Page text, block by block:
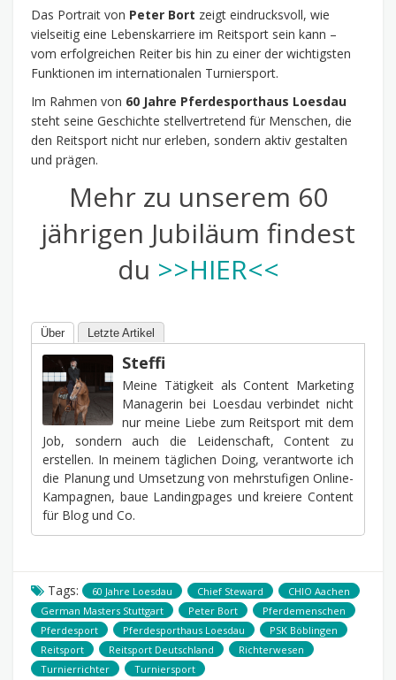
Das Portrait von Peter Bort zeigt eindrucksvoll, wie
vielseitig eine Lebenskarriere im Reitsport sein kann –
vom erfolgreichen Reiter bis hin zu einer der wichtigsten
Funktionen im internationalen Turniersport.
Im Rahmen von 60 Jahre Pferdesporthaus Loesdau
steht seine Geschichte stellvertretend für Menschen, die
den Reitsport nicht nur erleben, sondern aktiv gestalten
und prägen.
Mehr zu unserem 60
jährigen Jubiläum findest
du >>HIER<<
Über Letzte Artikel
Steffi
Meine Tätigkeit als Content Marketing
Managerin bei Loesdau verbindet nicht
nur meine Liebe zum Reitsport mit dem
Job, sondern auch die Leidenschaft, Content zu
erstellen. In meinem täglichen Doing, verantworte ich
die Planung und Umsetzung von mehrstufigen Online-
Kampagnen, baue Landingpages und kreiere Content
für Blog und Co.
Tags: 60 Jahre Loesdau Chief Steward
CHIO Aachen
German Masters Stuttgart
Peter Bort
Pferdemenschen
Pferdesport
Pferdesporthaus Loesdau
PSK Böblingen
Reitsport
Reitsport Deutschland
Richterwesen
Turnierrichter
Turniersport